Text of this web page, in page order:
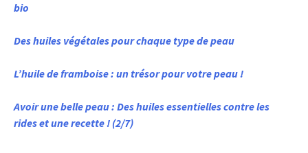
bio
Des huiles végétales pour chaque type de peau
L’huile de framboise : un trésor pour votre peau !
Avoir une belle peau : Des huiles essentielles contre les
rides et une recette ! (2/7)